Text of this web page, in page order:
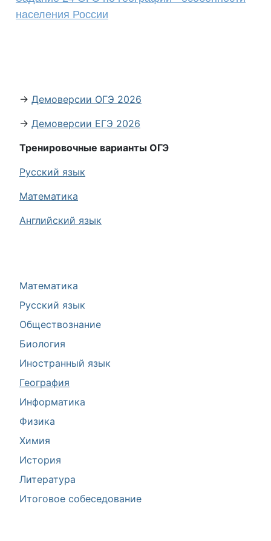
Математика
Русский язык
Обществознание
Биология
Иностранный язык
География
Информатика
Физика
Химия
История
Литература
Итоговое собеседование
населения России
→ Демоверсии ОГЭ 2026
→ Демоверсии ЕГЭ 2026
Тренировочные варианты ОГЭ
Русский язык
Математика
Английский язык